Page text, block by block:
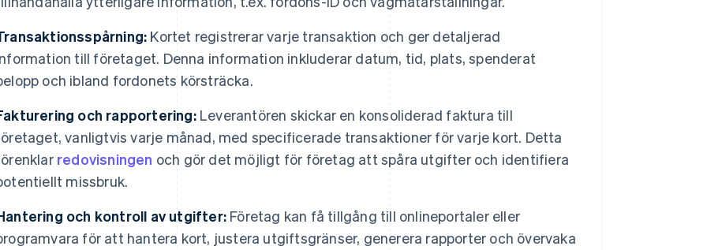
Kortet registrerar varje transaktion och ger detaljerad
till företaget. Denna information inkluderar datum, tid, plats, spenderat
och ibland fordonets körsträcka.
och rapportering:Leverantören skickar en konsoliderad faktura till
vanligtvis varje månad, med specificerade transaktioner för varje kort. Detta
redovisningen och gör det möjligt för företag att spåra utgifter och identifiera
missbruk.
och kontroll av utgifter: Företag kan få tillgång till onlineportaler eller
för att hantera kort, justera utgiftsgränser, generera rapporter och övervaka